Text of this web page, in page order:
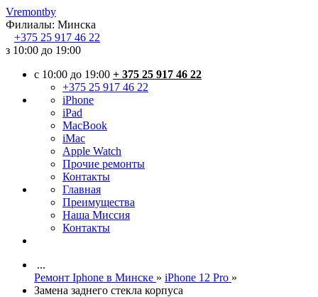
Vremontby
Филиалы: Минска
+375 25 917 46 22
з 10:00 до 19:00
c 10:00 до 19:00 + 375 25 917 46 22
+375 25 917 46 22
iPhone
iPad
MacBook
iMac
Apple Watch
Прочие ремонты
Контакты
Главная
Преимущества
Наша Миссия
Контакты
...
Ремонт Iphone в Минске » iPhone 12 Pro »
Замена заднего стекла корпуса